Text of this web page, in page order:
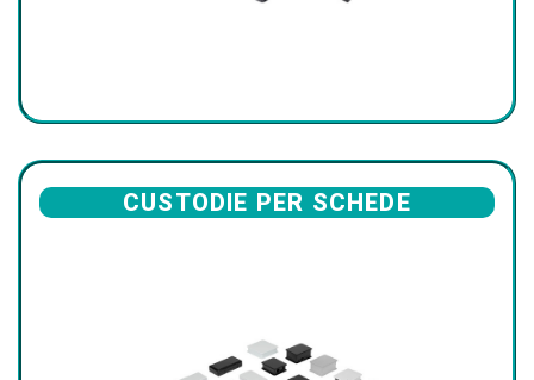
CUSTODIE PER SCHEDE